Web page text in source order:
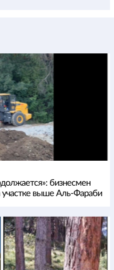
бизнесмен
участке выше Аль-Фараби